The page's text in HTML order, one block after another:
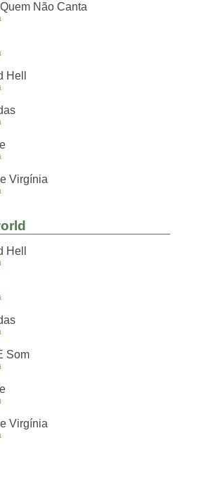
Não Canta
Hell
Virgínia
Hell
Som
Virgínia